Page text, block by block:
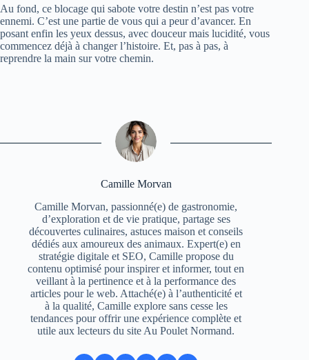
Au fond, ce blocage qui sabote votre destin n’est pas votre
ennemi. C’est une partie de vous qui a peur d’avancer. En
posant enfin les yeux dessus, avec douceur mais lucidité, vous
commencez déjà à changer l’histoire. Et, pas à pas, à
reprendre la main sur votre chemin.
Camille Morvan
Camille Morvan, passionné(e) de gastronomie,
d’exploration et de vie pratique, partage ses
découvertes culinaires, astuces maison et conseils
dédiés aux amoureux des animaux. Expert(e) en
stratégie digitale et SEO, Camille propose du
contenu optimisé pour inspirer et informer, tout en
veillant à la pertinence et à la performance des
articles pour le web. Attaché(e) à l’authenticité et
à la qualité, Camille explore sans cesse les
tendances pour offrir une expérience complète et
utile aux lecteurs du site Au Poulet Normand.